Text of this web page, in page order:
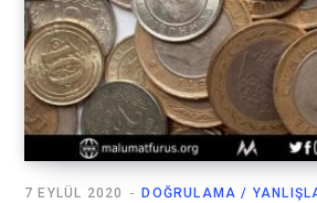
DOĞRULAMA /
7 EYLÜL 2020